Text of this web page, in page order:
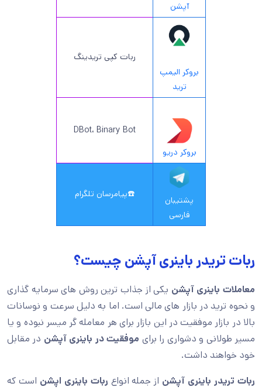
آپشن
بروکر الیمپ
ترید
ربات کپی تریدینگ
بروکر دریو
DBot، Binary Bot
پشتیبان
فارسی
☎️پیامرسان تلگرام
ربات تریدر باینری آپشن چیست؟
معاملات باینری آپشن یکی از جذاب ترین روش های سرمایه گذاری
و نحوه ترید در بازار های مالی است. اما به دلیل سرعت و نوسانات
بالا در بازار موفقیت در این بازار برای هر معامله گر میسر نبوده و یا
مسیر طولانی و دشواری را برای موفقیت در باینری آپشن در مقابل
خود خواهند داشت.
ربات تریدر باینری آپشن از جمله انواع ربات باینری اپشن است که